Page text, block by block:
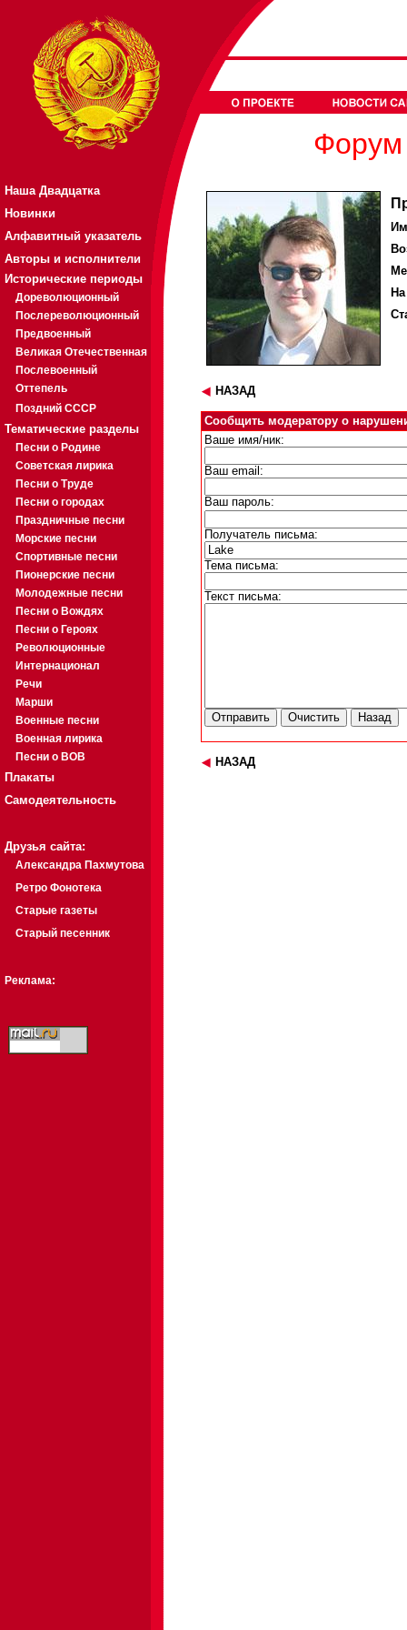
Наша Двадцатка
Новинки
Алфавитный указатель
Авторы и исполнители
Исторические периоды
Дореволюционный
Послереволюционный
Предвоенный
Великая Отечественная
Послевоенный
Оттепель
Поздний СССР
Тематические разделы
Песни о Родине
Советская лирика
Песни о Труде
Песни о городах
Праздничные песни
Морские песни
Спортивные песни
Пионерские песни
Молодежные песни
Песни о Вождях
Песни о Героях
Революционные
Интернационал
Речи
Марши
Военные песни
Военная лирика
Песни о ВОВ
Плакаты
Самодеятельность
Друзья сайта:
Александра Пахмутова
Ретро Фонотека
Старые газеты
Старый песенник
Реклама:
Форум
НАЗАД
Сообщить модератору о
Ваше имя/ник:
Ваш email:
Ваш пароль:
Получатель письма:
Тема письма:
Текст письма:
НАЗАД